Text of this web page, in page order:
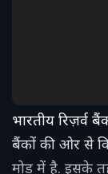
भारतीय रिज़र्व
बैंकों की ओर से
मोड में है. इसके